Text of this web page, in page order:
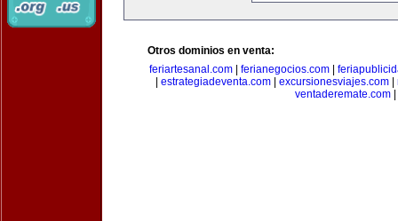
Otros dominios en venta:
feriartesanal.com
ferianegocios.com
estrategiadeventa.com| excursionesviajes.com|
ventaderemate.com